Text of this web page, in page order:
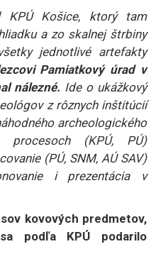
KPÚ Košice, ktorý tam
a zo skalnej štrbiny
jednotlivé artefakty
Pamiatkový úrad v
nálezné. Ide o ukážkový
z rôznych inštitúcií
archeologického
procesoch (KPÚ, PÚ)
(PÚ, SNM, AÚ SAV)
i prezentácia v
kovových predmetov,
podľa KPÚ podarilo